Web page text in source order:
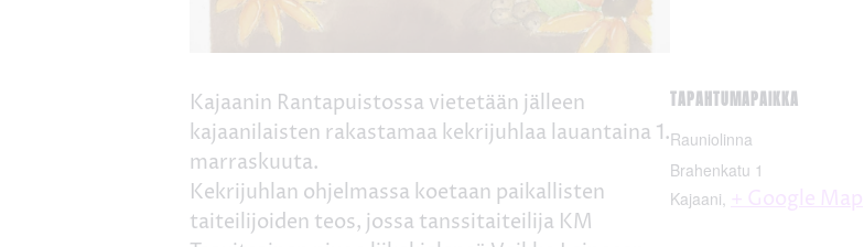
Kajaanin Rantapuistossa vietetään jälleen
kajaanilaisten rakastamaa kekrijuhlaa lauantaina 1.
marraskuuta.
Kekrijuhlan ohjelmassa koetaan paikallisten
taiteilijoiden teos, jossa tanssitaiteilija KM
TAPAHTUMAPAIKKA
Rauniolinna
Brahenkatu 1
Kajaani, + Google Map